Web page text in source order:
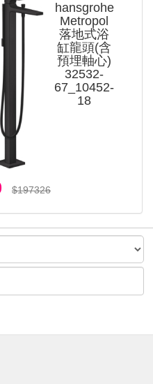
hansgrohe
Metropol
落地式浴
缸龍頭(含
預埋軸心)
32532-
67_10452-
18
$197326